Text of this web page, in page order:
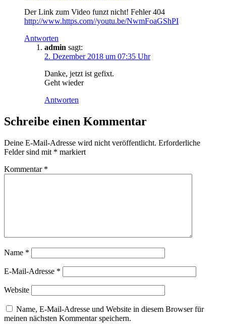
Der Link zum Video funzt nicht! Fehler 404
http://www.https.com//youtu.be/NwmFoaGShPI
Antworten
admin sagt:
2. Dezember 2018 um 07:35 Uhr
Danke, jetzt ist gefixt.
Geht wieder
Antworten
Schreibe einen Kommentar
Deine E-Mail-Adresse wird nicht veröffentlicht. Erforderliche
Felder sind mit * markiert
Kommentar *
Name *
E-Mail-Adresse *
Website
Name, E-Mail-Adresse und Website in diesem Browser für
meinen nächsten Kommentar speichern.